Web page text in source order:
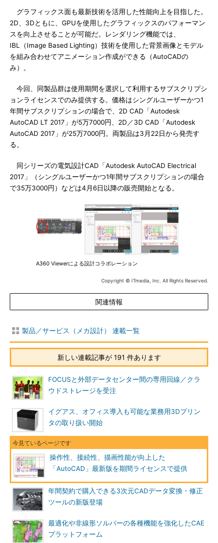
グラフィックス面も最新技術を活用した性能向上を目指した。
2D、3Dともに、GPUを使用したグラフィックスのパフォーマン
スを向上させることが可能だ。レンダリング機能では、
IBL（Image Based Lighting）技術を使用した背景画像とモデル
を組み合わせてアニメーション作成ができる（AutoCADの
み）。
今回、同製品群は使用期間を選択して利用するサブスクリプシ
ョンライセンスでのみ提供する。価格はシングルユーザーかつ1
年間サブスクリプションの場合で、2D CAD「Autodesk
AutoCAD LT 2017」が5万7000円、2D／3D CAD「Autodesk
AutoCAD 2017」が25万7000円。両製品は3月22日から発売す
る。
同シリーズの電気設計CAD「Autodesk AutoCAD Electrical
2017」（シングルユーザーかつ1年間サブスクリプションの場合
で35万3000円）などは4月6日以降の販売開始となる。
A360 Viewerによる設計コラボレーション
Copyright © ITmedia, Inc. All Rights Reserved.
関連情報
製品／サービス（メカ設計） 連載一覧
新しい連載記事が 191 件あります
FOCUSと外部データセンター間の専用回線／クラ
ウドストレージを受注
イグアス、オフィス導入も可能な業務用3Dプリン
タの取り扱い開始
操作性、接続性、描画性能が向上した
「AutoCAD」最新版を期間ライセンスで提供
年間契約で購入できる3次元CADデータ変換・修正
ツールの新版登場
最適化や非線形ソルバーの各種機能を強化したCAE
プラットフォーム